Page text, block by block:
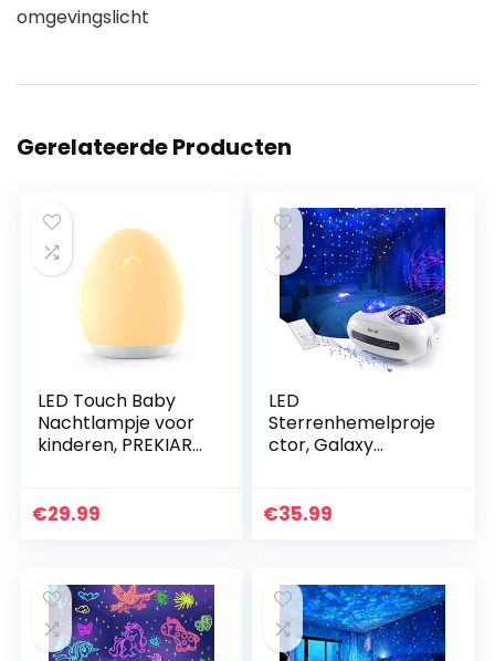
omgevingslicht
Gerelateerde Producten
LED Touch Baby
Nachtlampje voor
kinderen, PREKIAR
Oplaadbare
€29.99
LED
Sterrenhemelproje
ctor, Galaxy
luidspreker Muziek
€35.99